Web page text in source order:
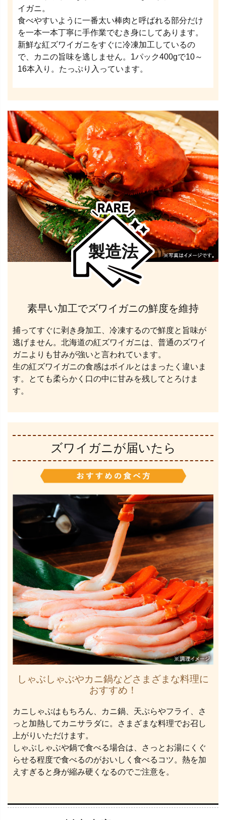
イガニ。
食べやすいように一番太い棒肉と呼ばれる部分だけ
を一本一本丁寧に手作業でむき身にしてあります。
新鮮な紅ズワイガニをすぐに冷凍加工しているの
で、カニの旨味を逃しません。1パック400gで10～
16本入り。たっぷり入っています。
製造法
素早い加工でズワイガニの鮮度を維持
捕ってすぐに剥き身加工、冷凍するので鮮度と旨味が
逃げません。北海道の紅ズワイガニは、普通のズワイ
ガニよりも甘みが強いと言われています。
生の紅ズワイガニの食感はボイルとはまったく違いま
す。とても柔らかく口の中に甘みを残してとろけま
す。
ズワイガニが届いたら
しゃぶしゃぶやカニ鍋などさまざまな料理に
おすすめ！
カニしゃぶはもちろん、カニ鍋、天ぷらやフライ、さ
っと加熱してカニサラダに。さまざまな料理でお召し
上がりいただけます。
しゃぶしゃぶや鍋で食べる場合は、さっとお湯にくぐ
らせる程度で食べるのがおいしく食べるコツ。熱を加
えすぎると身が縮み硬くなるのでご注意を。